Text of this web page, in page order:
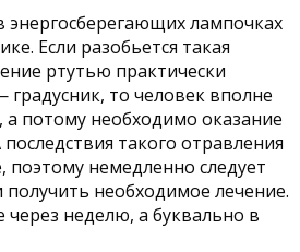
энергосберегающих лампочках
Если разобьется такая
ртутью практически
градусник, то человек вполне
а потому необходимо оказание
такого отравления
поэтому немедленно следует
получить необходимое лечение.
через неделю, а буквально в